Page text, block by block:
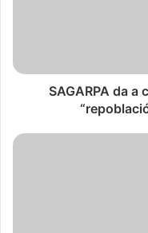
SAGARPA da